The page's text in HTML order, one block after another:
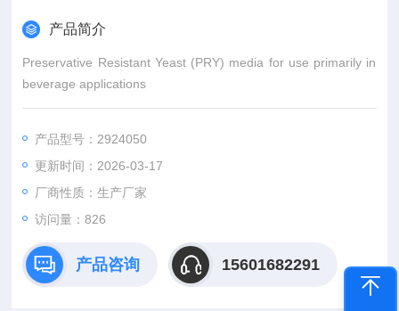
产品简介
Preservative Resistant Yeast (PRY) media for use primarily in
beverage applications
产品型号：2924050
更新时间：2026-03-17
厂商性质：生产厂家
访问量：826
产品咨询 15601682291